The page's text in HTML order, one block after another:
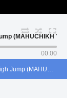
Jump (MAHUCHIKH
00:00
Wanda Diamond League -Stockholm 2020 - High Jump (MAHUCHIKH Yaroslava